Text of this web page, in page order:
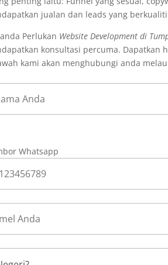
jualan dan leads yang
Perlukan Website Development di
konsultasi percuma. Dapatkan
kami akan menghubungi anda
Whatsapp